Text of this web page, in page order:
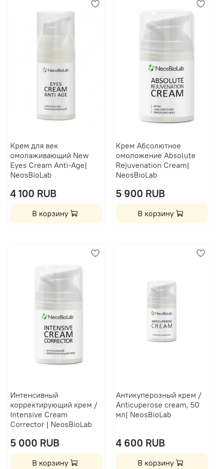
Крем для век
омолаживающий New
Eyes Cream Anti-Age|
NeosBioLab
4 100 RUB
В корзину
Крем Абсолютное
омоложение Absolute
Rejuvenation Cream|
NeosBioLab
5 900 RUB
В корзину
Интенсивный
корректирующий крем /
Intensive Cream
Corrector | NeosBioLab
5 000 RUB
В корзину
Антикуперозный крем /
Anticuperose cream, 50
мл| NeosBioLab
4 600 RUB
В корзину